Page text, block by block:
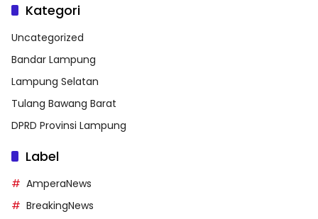
Kategori
Uncategorized
Bandar Lampung
Lampung Selatan
Tulang Bawang Barat
DPRD Provinsi Lampung
Label
AmperaNews
BreakingNews